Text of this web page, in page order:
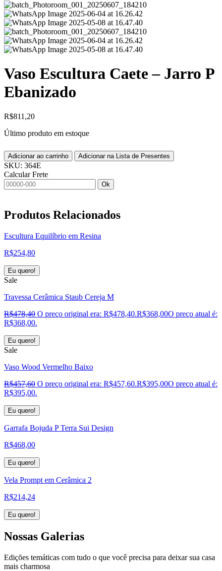
Vaso Escultura Caete – Jarro P
Ebanizado
R$811,20
Último produto em estoque
Adicionar ao carrinho Adicionar na Lista de Presentes
SKU: 364E
Calcular Frete
Ok
Produtos Relacionados
Escultura Equilíbrio em Resina
R$254,80
Eu quero!
Sale
Travessa Cerâmica Staub Cereja M
R$478,40 O preço original era: R$478,40.R$368,00O preço atual é:
R$368,00.
Eu quero!
Sale
Vaso Wood Vermelho Baixo
R$457,60 O preço original era: R$457,60.R$395,00O preço atual é:
R$395,00.
Eu quero!
Garrafa Bojuda P Terra Sui Design
R$468,00
Eu quero!
Vela Prompt em Cerâmica 2
R$214,24
Eu quero!
Nossas Galerias
Edições temáticas com tudo o que você precisa para deixar sua casa
mais charmosa